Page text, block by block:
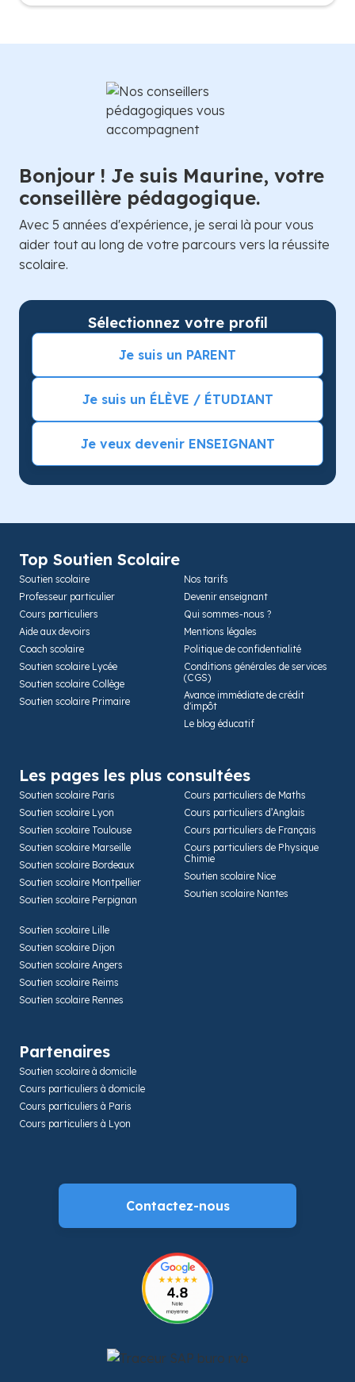
Bonjour ! Je suis Maurine, votre
conseillère pédagogique.
Avec 5 années d'expérience, je serai là pour vous
aider tout au long de votre parcours vers la réussite
scolaire.
Sélectionnez votre profil
Je suis un PARENT
Je suis un ÉLÈVE / ÉTUDIANT
Je veux devenir ENSEIGNANT
Top Soutien Scolaire
Soutien scolaire
Professeur particulier
Cours particuliers
Aide aux devoirs
Coach scolaire
Soutien scolaire Lycée
Soutien scolaire Collège
Soutien scolaire Primaire
Nos tarifs
Devenir enseignant
Qui sommes-nous ?
Mentions légales
Politique de confidentialité
Conditions générales de services
(CGS)
Avance immédiate de crédit
d'impôt
Le blog éducatif
Les pages les plus consultées
Soutien scolaire Paris
Soutien scolaire Lyon
Soutien scolaire Toulouse
Soutien scolaire Marseille
Soutien scolaire Bordeaux
Soutien scolaire Montpellier
Soutien scolaire Perpignan
Cours particuliers de Maths
Cours particuliers d’Anglais
Cours particuliers de Français
Cours particuliers de Physique
Chimie
Soutien scolaire Nice
Soutien scolaire Nantes
Soutien scolaire Lille
Soutien scolaire Dijon
Soutien scolaire Angers
Soutien scolaire Reims
Soutien scolaire Rennes
Partenaires
Soutien scolaire à domicile
Cours particuliers à domicile
Cours particuliers à Paris
Cours particuliers à Lyon
Contactez-nous